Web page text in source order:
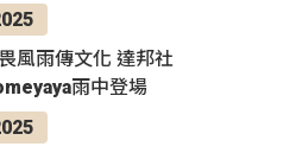
風雨傳文化 達邦社
雨中登場